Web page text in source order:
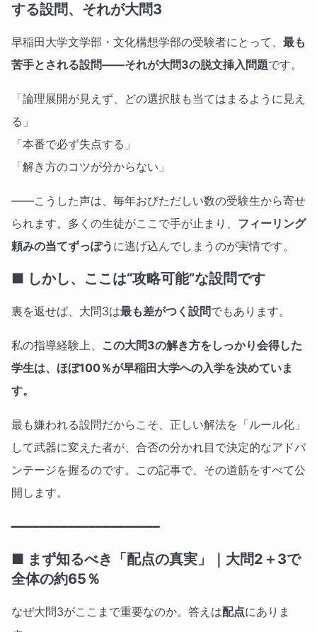
する設問、それが大問3
早稲田大学文学部・文化構想学部の受験者にとって、 最も
苦手とされる設問——それが大問3の脱文挿入問題です。
「論理展開が見えず、どの選択肢も当てはまるように見え
る」
「本番で必ず失点する」
「解き方のコツが分からない」
——こうした声は、毎年おびただしい数の受験生から寄せ
られます。多くの生徒がここで手が止まり、 フィーリング
頼みの当てずっぽう に逃げ込んでしまうのが実情です。
■ しかし、ここは“攻略可能”な設問です
裏を返せば、大問3は最も差がつく設問でもあります。
私の指導経験上、 この大問3の解き方をしっかり会得した
学生は、ほぼ100％が早稲田大学への入学を決めていま
す。
最も嫌われる設問だからこそ、正しい解法を「ルール化」
して武器に変えた者が、合否の分かれ目で決定的なアドバ
ンテージを握るのです。この記事で、その道筋をすべて公
開します。
━━━━━━━━━━━━━━━━━━━━━
■ まず知るべき「配点の真実」｜大問2＋3で
全体の約65％
なぜ大問3がここまで重要なのか。答えは配点にありま